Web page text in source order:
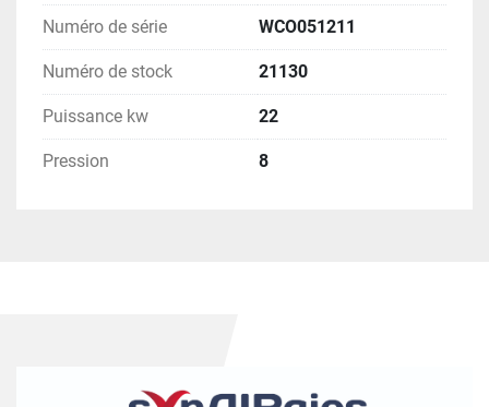
Numéro de série WCO051211
Numéro de stock 21130
Puissance kw 22
Pression 8